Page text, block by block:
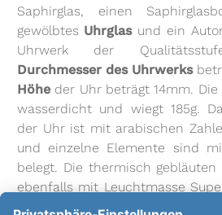
Saphirglas, einen
gewölbtes Uhrglasund ein
Uhrwerk der
Durchmesser des Uhrwerks
Höhe der Uhr beträgt 14mm.
wasserdicht und wiegt 185g.
der Uhr ist mit arabischen
und einzelne Elemente sind
belegt. Die thermisch gebläuten
ebenfalls mit Leuchtmasse
Das Edelstahlarmband